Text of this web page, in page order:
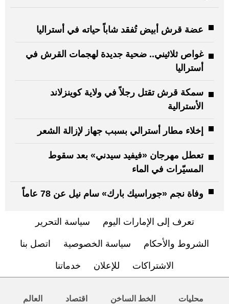
عضة قرش أبيض تُفقد شاباً حياته في أستراليا
غواص ثلاثيني.. ضحية جديدة لهجمات القرش في
أستراليا
سمكة قرش تقتل رجلاً في ولاية كوينزلاند
الأسترالية
إخلاء مطار أسترالي بسبب جهاز لإزالة الشعر
تعطل مهرجان «فيفيد سيدني» بعد سقوط
المسيّرات في الماء
وفاة نجم «جوراسيك بارك» سام نيل عن 78 عاماً
تعرف إلى الإمارات اليوم سياسة التحرير
الشروط والأحكام سياسة الخصوصية اتصل بنا
الاشتراكات للإعلان خدماتنا
محليات الخط الساخن اقتصاد العالم